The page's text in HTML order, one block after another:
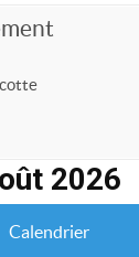
2026
Calendrier